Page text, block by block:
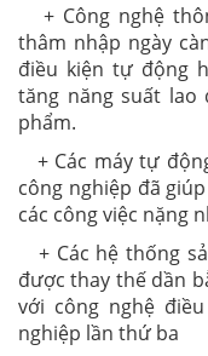
+ Công nghệ
thâm nhập ngày
điều kiện tự động
tăng năng suất lao
phẩm.
+ Các máy tự
công nghiệp đã
các công việc nặng
+ Các hệ thống
được thay thế dần
với công nghệ
nghiệp lần thứ ba